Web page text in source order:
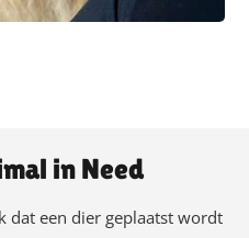
in Need
dat een dier geplaatst wordt